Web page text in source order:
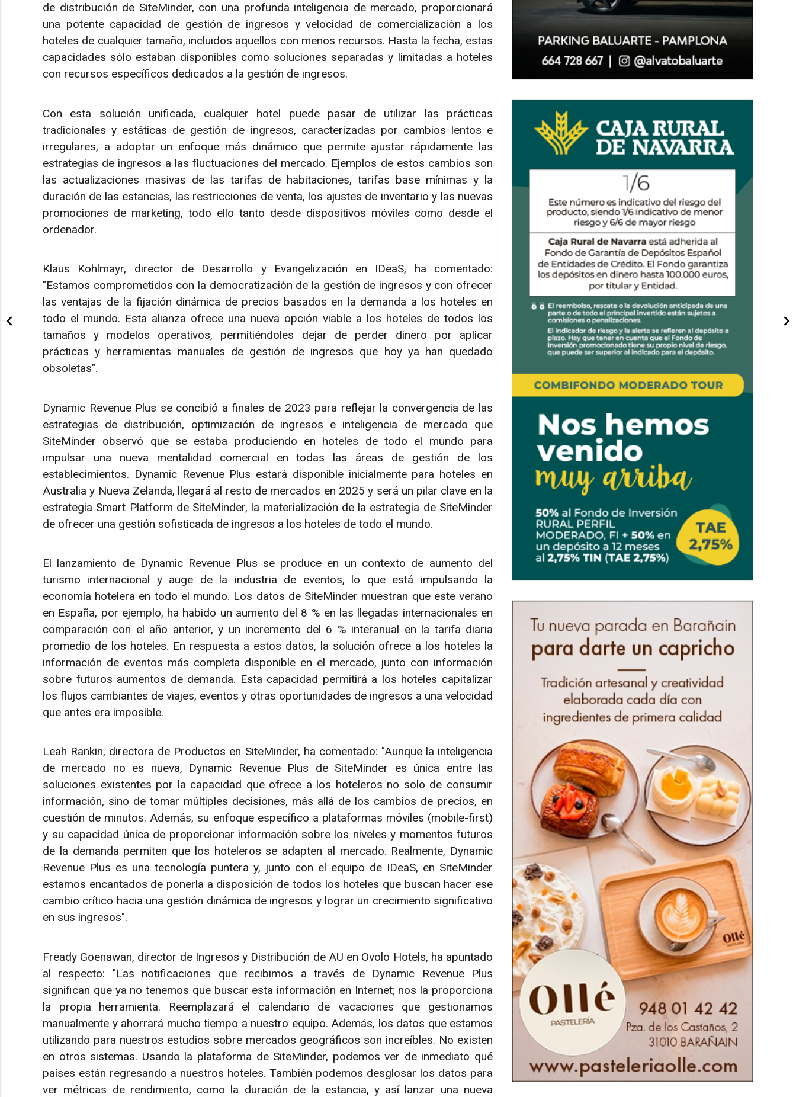
de distribución de SiteMinder, con una profunda inteligencia de mercado, proporcionará
una potente capacidad de gestión de ingresos y velocidad de comercialización a los
hoteles de cualquier tamaño, incluidos aquellos con menos recursos. Hasta la fecha, estas
capacidades sólo estaban disponibles como soluciones separadas y limitadas a hoteles
con recursos específicos dedicados a la gestión de ingresos.
Con esta solución unificada, cualquier hotel puede pasar de utilizar las prácticas
tradicionales y estáticas de gestión de ingresos, caracterizadas por cambios lentos e
irregulares, a adoptar un enfoque más dinámico que permite ajustar rápidamente las
estrategias de ingresos a las fluctuaciones del mercado. Ejemplos de estos cambios son
las actualizaciones masivas de las tarifas de habitaciones, tarifas base mínimas y la
duración de las estancias, las restricciones de venta, los ajustes de inventario y las nuevas
promociones de marketing, todo ello tanto desde dispositivos móviles como desde el
ordenador.
Klaus Kohlmayr, director de Desarrollo y Evangelización en IDeaS, ha comentado:
"Estamos comprometidos con la democratización de la gestión de ingresos y con ofrecer
las ventajas de la fijación dinámica de precios basados en la demanda a los hoteles en
todo el mundo. Esta alianza ofrece una nueva opción viable a los hoteles de todos los
tamaños y modelos operativos, permitiéndoles dejar de perder dinero por aplicar
prácticas y herramientas manuales de gestión de ingresos que hoy ya han quedado
obsoletas".
Dynamic Revenue Plus se concibió a finales de 2023 para reflejar la convergencia de las
estrategias de distribución, optimización de ingresos e inteligencia de mercado que
SiteMinder observó que se estaba produciendo en hoteles de todo el mundo para
impulsar una nueva mentalidad comercial en todas las áreas de gestión de los
establecimientos. Dynamic Revenue Plus estará disponible inicialmente para hoteles en
Australia y Nueva Zelanda, llegará al resto de mercados en 2025 y será un pilar clave en la
estrategia Smart Platform de SiteMinder, la materialización de la estrategia de SiteMinder
de ofrecer una gestión sofisticada de ingresos a los hoteles de todo el mundo.
El lanzamiento de Dynamic Revenue Plus se produce en un contexto de aumento del
turismo internacional y auge de la industria de eventos, lo que está impulsando la
economía hotelera en todo el mundo. Los datos de SiteMinder muestran que este verano
en España, por ejemplo, ha habido un aumento del 8 % en las llegadas internacionales en
comparación con el año anterior, y un incremento del 6 % interanual en la tarifa diaria
promedio de los hoteles. En respuesta a estos datos, la solución ofrece a los hoteles la
información de eventos más completa disponible en el mercado, junto con información
sobre futuros aumentos de demanda. Esta capacidad permitirá a los hoteles capitalizar
los flujos cambiantes de viajes, eventos y otras oportunidades de ingresos a una velocidad
que antes era imposible.
Leah Rankin, directora de Productos en SiteMinder, ha comentado: "Aunque la inteligencia
de mercado no es nueva, Dynamic Revenue Plus de SiteMinder es única entre las
soluciones existentes por la capacidad que ofrece a los hoteleros no solo de consumir
información, sino de tomar múltiples decisiones, más allá de los cambios de precios, en
cuestión de minutos. Además, su enfoque específico a plataformas móviles (mobile-first)
y su capacidad única de proporcionar información sobre los niveles y momentos futuros
de la demanda permiten que los hoteleros se adapten al mercado. Realmente, Dynamic
Revenue Plus es una tecnología puntera y, junto con el equipo de IDeaS, en SiteMinder
estamos encantados de ponerla a disposición de todos los hoteles que buscan hacer ese
cambio crítico hacia una gestión dinámica de ingresos y lograr un crecimiento significativo
en sus ingresos".
Fready Goenawan, director de Ingresos y Distribución de AU en Ovolo Hotels, ha apuntado
al respecto: "Las notificaciones que recibimos a través de Dynamic Revenue Plus
significan que ya no tenemos que buscar esta información en Internet; nos la proporciona
la propia herramienta. Reemplazará el calendario de vacaciones que gestionamos
manualmente y ahorrará mucho tiempo a nuestro equipo. Además, los datos que estamos
utilizando para nuestros estudios sobre mercados geográficos son increíbles. No existen
en otros sistemas. Usando la plataforma de SiteMinder, podemos ver de inmediato qué
países están regresando a nuestros hoteles. También podemos desglosar los datos para
ver métricas de rendimiento, como la duración de la estancia, y así lanzar una nueva